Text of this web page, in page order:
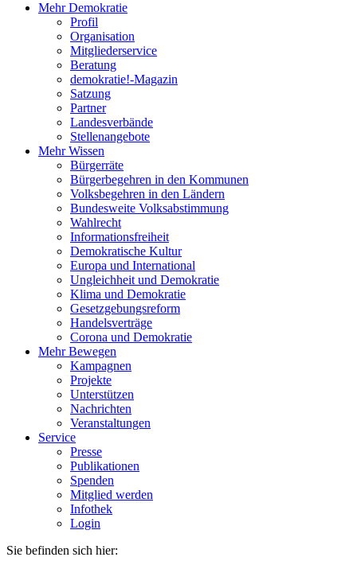
Mehr Demokratie
Profil
Organisation
Mitgliederservice
Beratung
demokratie!-Magazin
Satzung
Partner
Landesverbände
Stellenangebote
Mehr Wissen
Bürgerräte
Bürgerbegehren in den Kommunen
Volksbegehren in den Ländern
Bundesweite Volksabstimmung
Wahlrecht
Informationsfreiheit
Demokratische Kultur
Europa und International
Ungleichheit und Demokratie
Klima und Demokratie
Gesetzgebungsreform
Handelsverträge
Corona und Demokratie
Mehr Bewegen
Kampagnen
Projekte
Unterstützen
Nachrichten
Veranstaltungen
Service
Presse
Publikationen
Spenden
Mitglied werden
Infothek
Login
Sie befinden sich hier: